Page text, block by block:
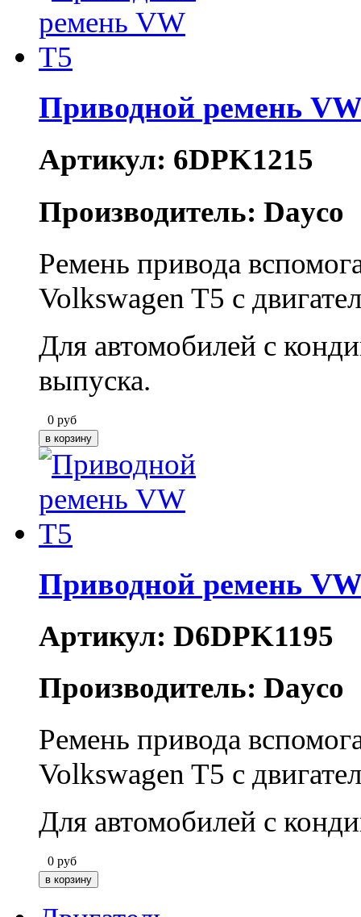
Приводной ремень
Артикул: 6DPK1215
Производитель: Dayco
Ремень привода
Volkswagen T5 с
Для автомобилей с
выпуска.
0 руб
Приводной ремень
Артикул: D6DPK1195
Производитель: Dayco
Ремень привода
Volkswagen T5 с
Для автомобилей с
0 руб